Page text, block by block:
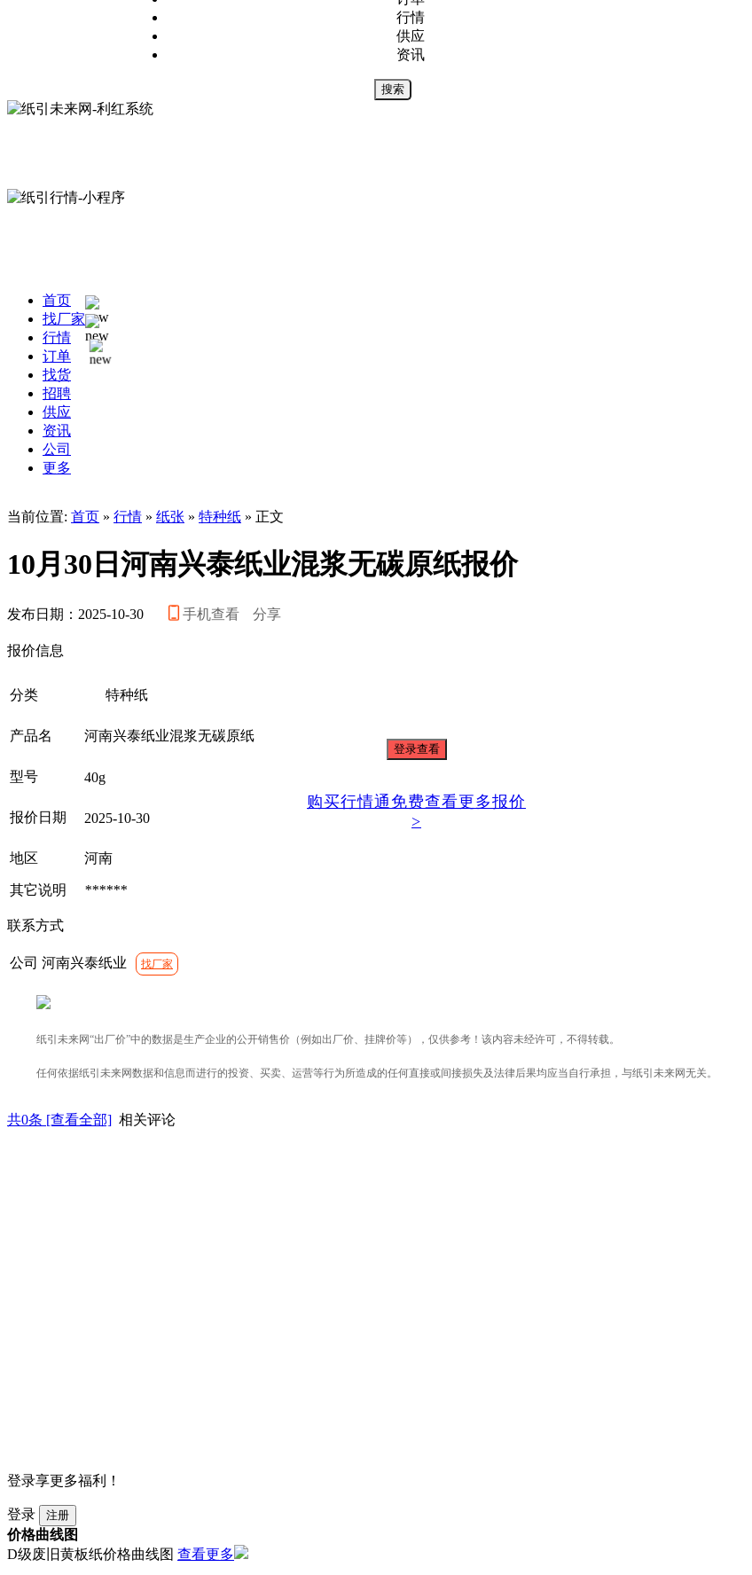
行情
供应
资讯
搜索
首页
找厂家
行情
订单
找货
招聘
供应
资讯
公司
更多
当前位置: 首页 » 行情 » 纸张 » 特种纸 » 正文
10月30日河南兴泰纸业混浆无碳原纸报价
发布日期：2025-10-30 手机查看 分享
报价信息
分类 特种纸
登录查看
购买行情通免费查看更多报价
>
产品名 河南兴泰纸业混浆无碳原纸
型号 40g
报价日期 2025-10-30
地区 河南
其它说明 ******
联系方式
公司 河南兴泰纸业 找厂家
纸引未来网“出厂价”中的数据是生产企业的公开销售价（例如出厂价、挂牌价等），仅供参考！该内容未经许可，不得转载。
任何依据纸引未来网数据和信息而进行的投资、买卖、运营等行为所造成的任何直接或间接损失及法律后果均应当自行承担，与纸引未来网无关。
共0条 [查看全部] 相关评论
登录享更多福利！
登录 注册
价格曲线图
D级废旧黄板纸价格曲线图 查看更多